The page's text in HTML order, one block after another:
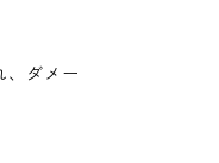
、ダメー